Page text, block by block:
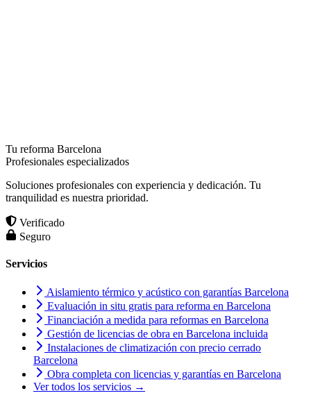
Tu reforma Barcelona
Profesionales especializados
Soluciones profesionales con experiencia y dedicación. Tu
tranquilidad es nuestra prioridad.
Verificado
Seguro
Servicios
Aislamiento térmico y acústico con garantías Barcelona
Evaluación in situ gratis para reforma en Barcelona
Financiación a medida para reformas en Barcelona
Gestión de licencias de obra en Barcelona incluida
Instalaciones de climatización con precio cerrado
Barcelona
Obra completa con licencias y garantías en Barcelona
Ver todos los servicios →